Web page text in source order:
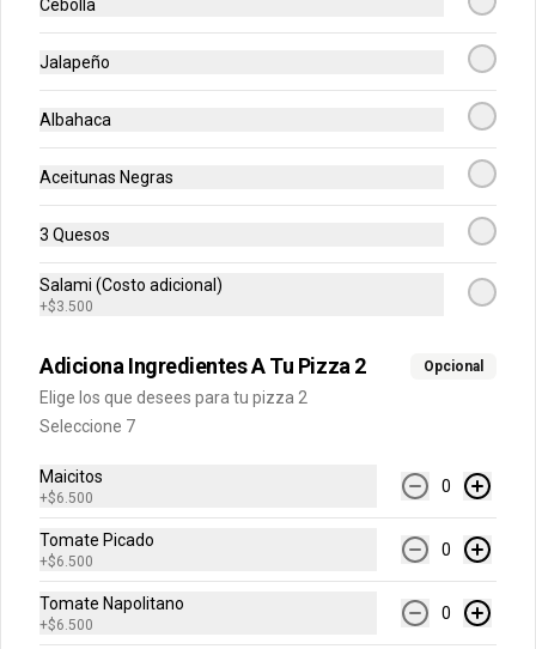
Exquisitos rolls glaseados recién
Galleta Chips de Chocolate
Deliciosa galleta recién horneada con
$12.900
Deliciosa galleta brownie recién
horneada con chips de chocolate.
Cebolla
Jalapeño
Albahaca
Aceitunas Negras
3 Quesos
Salami (Costo adicional)
+$3.500
Adiciona Ingredientes A Tu Pizza 2 Opcional
Elige los que desees para tu pizza 2
Seleccione 7
Maicitos
+$6.500
0
Tomate Picado
+$6.500
0
Tomate Napolitano
+$6.500
0